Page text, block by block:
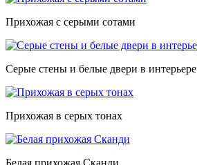
Прихожая с серыми сотами
Серые стены и белые двери в интерьере
Прихожая в серых тонах
Белая прихожая Сканди